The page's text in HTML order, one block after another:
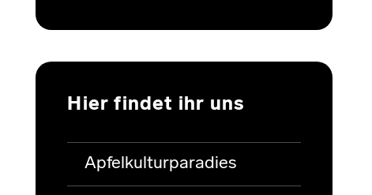
Hier findet ihr uns
Apfelkulturparadies